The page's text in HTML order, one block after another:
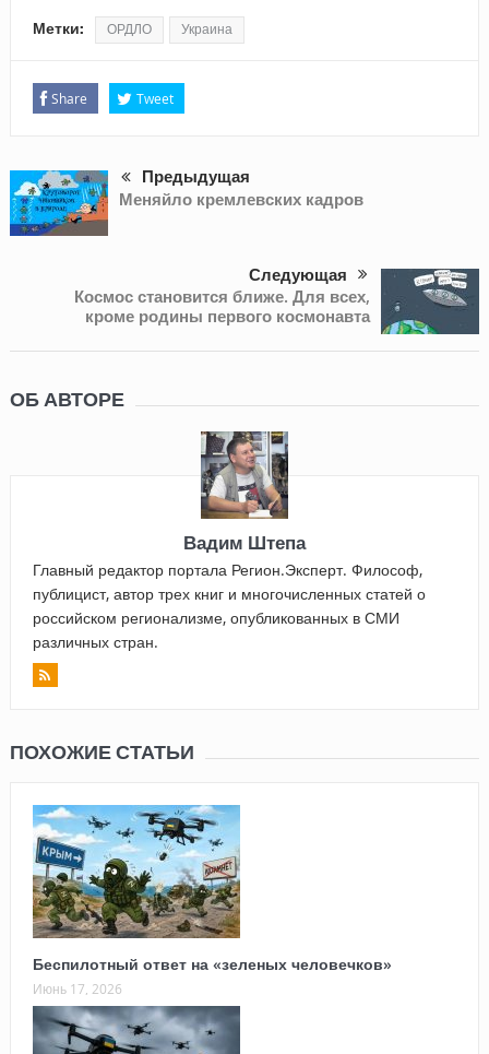
Метки: ОРДЛО Украина
Share Tweet
Предыдущая
Меняйло кремлевских кадров
Следующая
Космос становится ближе. Для всех,
кроме родины первого космонавта
ОБ АВТОРЕ
Вадим Штепа
Главный редактор портала Регион.Эксперт. Философ,
публицист, автор трех книг и многочисленных статей о
российском регионализме, опубликованных в СМИ
различных стран.
ПОХОЖИЕ СТАТЬИ
Беспилотный ответ на «зеленых человечков»
Июнь 17, 2026